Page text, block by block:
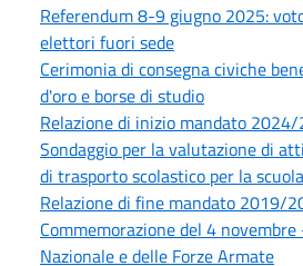
Referendum 8-9 giugno 2025:
elettori fuori sede
Cerimonia di consegna civiche
d'oro e borse di studio
Relazione di inizio mandato
Sondaggio per la valutazione di
di trasporto scolastico per la
Relazione di fine mandato 2019/
Commemorazione del 4
Nazionale e delle Forze Armate